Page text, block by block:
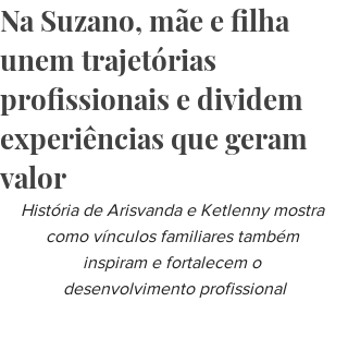
Na Suzano, mãe e filha
unem trajetórias
profissionais e dividem
experiências que geram
valor
História de Arisvanda e Ketlenny mostra
como vínculos familiares também
inspiram e fortalecem o
desenvolvimento profissional